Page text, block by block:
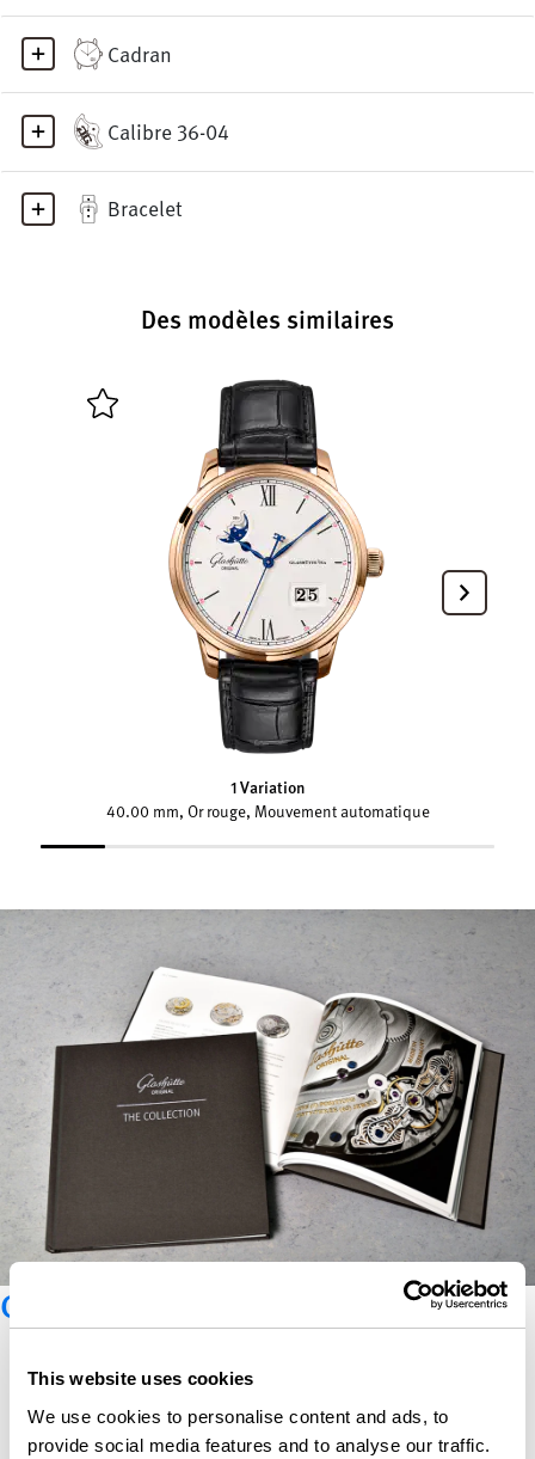
This website uses cookies
We use cookies to personalise content and ads, to
provide social media features and to analyse our traffic.
Cadran
Calibre 36-04
Bracelet
Des modèles similaires
1 Variation
40.00 mm, Or rouge, Mouvement automatique
Catalogue Glashütte Original